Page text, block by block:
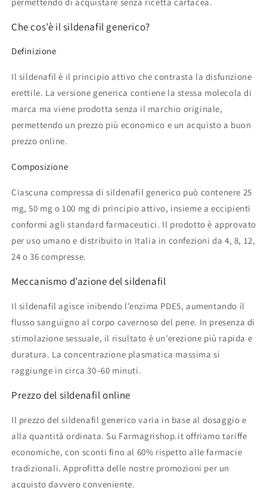
Che cos’è il sildenafil generico?
Definizione
Il sildenafil è il principio attivo che contrasta la disfunzione
erettile. La versione generica contiene la stessa molecola di
marca ma viene prodotta senza il marchio originale,
permettendo un prezzo più economico e un acquisto a buon
prezzo online.
Composizione
Ciascuna compressa di sildenafil generico può contenere 25
mg, 50 mg o 100 mg di principio attivo, insieme a eccipienti
conformi agli standard farmaceutici. Il prodotto è approvato
per uso umano e distribuito in Italia in confezioni da 4, 8, 12,
24 o 36 compresse.
Meccanismo d’azione del sildenafil
Il sildenafil agisce inibendo l’enzima PDE5, aumentando il
flusso sanguigno al corpo cavernoso del pene. In presenza di
stimolazione sessuale, il risultato è un’erezione più rapida e
duratura. La concentrazione plasmatica massima si
raggiunge in circa 30–60 minuti.
Prezzo del sildenafil online
Il prezzo del sildenafil generico varia in base al dosaggio e
alla quantità ordinata. Su Farmagrishop.it offriamo tariffe
economiche, con sconti fino al 60% rispetto alle farmacie
tradizionali. Approfitta delle nostre promozioni per un
acquisto davvero conveniente.